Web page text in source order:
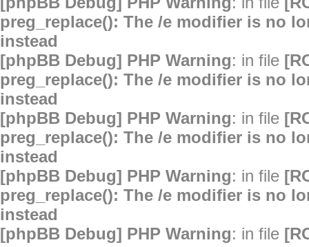
preg_replace(): The /e modifier is no
instead
[phpBB Debug] PHP Warning: in file
preg_replace(): The /e modifier is no
instead
[phpBB Debug] PHP Warning: in file
preg_replace(): The /e modifier is no
instead
[phpBB Debug] PHP Warning: in file
preg_replace(): The /e modifier is no
instead
[phpBB Debug] PHP Warning: in file